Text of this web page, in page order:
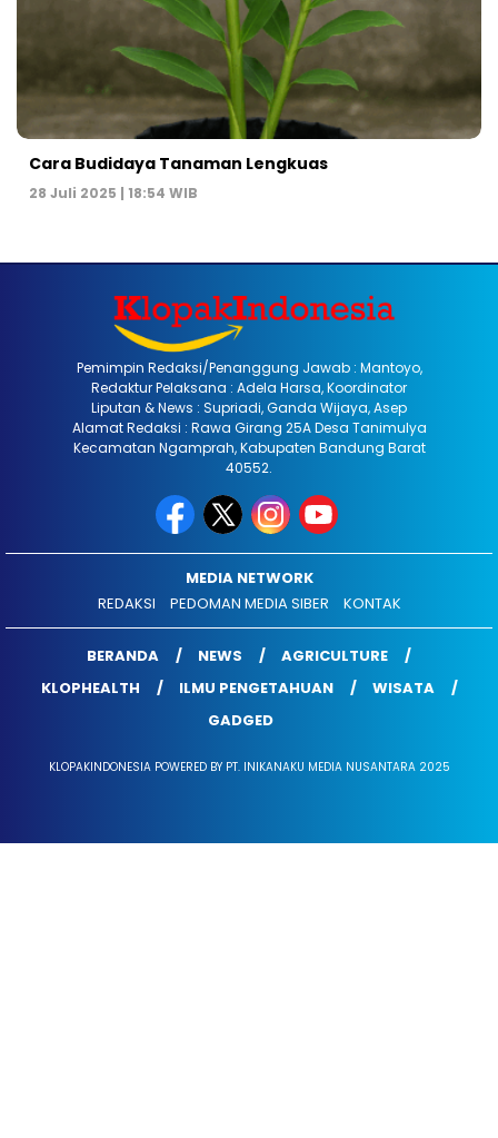
Cara Budidaya Tanaman Lengkuas
28 Juli 2025 | 18:54 WIB
Pemimpin Redaksi/Penanggung Jawab : Mantoyo,
Redaktur Pelaksana : Adela Harsa, Koordinator
Liputan & News : Supriadi, Ganda Wijaya, Asep
Alamat Redaksi : Rawa Girang 25A Desa Tanimulya
Kecamatan Ngamprah, Kabupaten Bandung Barat
40552.
MEDIA NETWORK
REDAKSI
PEDOMAN MEDIA SIBER KONTAK
BERANDA NEWS
AGRICULTURE
KLOPHEALTH
ILMU PENGETAHUAN
WISATA
GADGED
KLOPAKINDONESIA POWERED BY PT. INIKANAKU MEDIA NUSANTARA 2025